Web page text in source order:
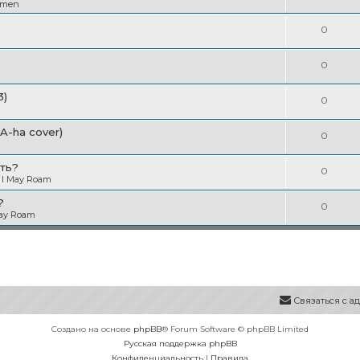
ы
ы
т
ы
0О
т
в
ы
0О
т
в
ы
0О
т
в
ы
ha cover) 0О
т
в
May Roam
0О
т
в
е
Roam
0О
т
т
Связаться с
Создано на основе phpBB® Forum Software © phpBB Limited
Русская поддержка phpBB